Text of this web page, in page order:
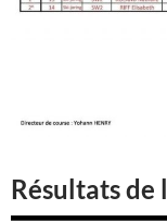
Résultats de